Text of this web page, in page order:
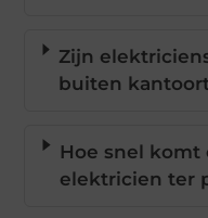
Zijn
buiten
Hoe snel komt
elektricien ter